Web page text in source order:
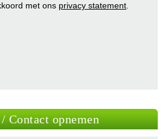
met ons privacy statement
Contact opnemen